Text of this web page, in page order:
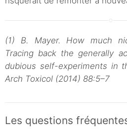
(1) B. Mayer. How much
Tracing back the generally
dubious self-experiments in
Arch Toxicol (2014) 88:5–7
Les questions